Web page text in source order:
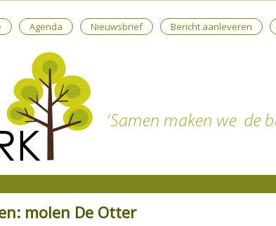
Agenda Nieuwsbrief Bericht aanleveren
molen De Otter